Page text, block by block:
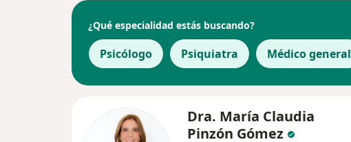
¿Qué especialidad estás buscando?
Psicólogo Psiquiatra Médico general
Dra. María Claudia
Pinzón Gómez